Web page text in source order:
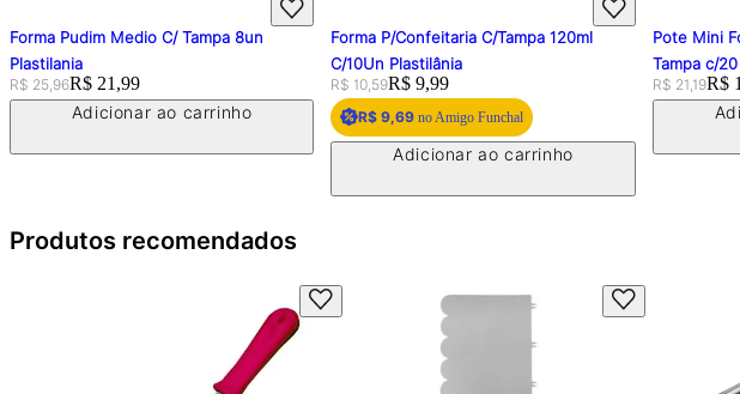
Medio C/ Tampa 8un
21,99
Adicionar ao carrinho
Forma P/Confeitaria C/Tampa 120ml
C/10Un Plastilânia
Original price:
Price:
R$ 9,99
R$ 9,69no Amigo Funchal
Adicionar ao carrinho
Pote Mini Forma de
Tampa c/20
Original price:
Price:
R$ 19,99
Adicionar
Produtos recomendados